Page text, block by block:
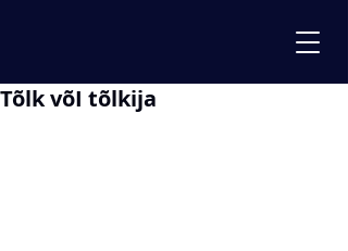
Tõlk võI tõlkija